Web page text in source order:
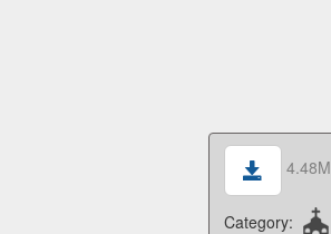
4.48M
Category: